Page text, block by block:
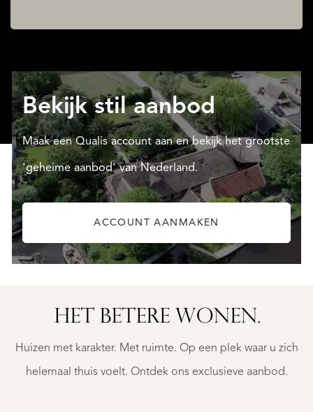
Bekijk stil aanbod
Maak een Qualis account aan en bekijk het grootste
'geheime aanbod' van Nederland.
ACCOUNT AANMAKEN
HET BETERE WONEN.
Huizen met karakter. Met ruimte. Op een plek waar u zich
helemaal thuis voelt. Ontdek ons exclusieve aanbod.
4
925.000